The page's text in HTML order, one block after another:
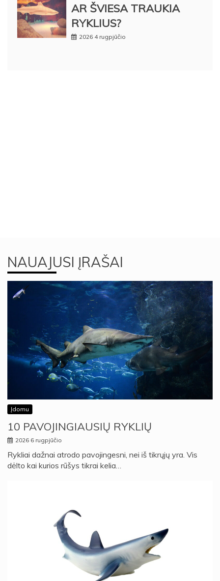
AR ŠVIESA TRAUKIA
RYKLIUS?
2026 4 rugpjūčio
NAUAJUSI ĮRAŠAI
Įdomu
10 PAVOJINGIAUSIŲ RYKLIŲ
2026 6 rugpjūčio
Rykliai dažnai atrodo pavojingesni, nei iš tikrųjų yra. Vis
dėlto kai kurios rūšys tikrai kelia…